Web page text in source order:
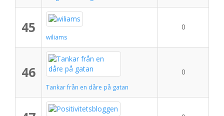
45
wiliams
0
46
Tankar från en dåre på gatan
0